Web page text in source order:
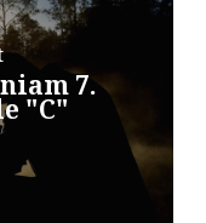
7.
"C"